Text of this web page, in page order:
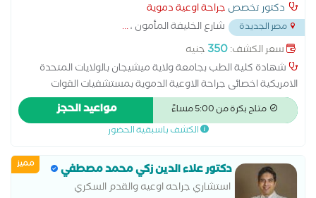
دكتور تخصص جراحة اوعية دموية
مصر الجديدة شارع الخليفة المأمون ،...
سعر الكشف:350 جنيه
شهادة كلية الطب بجامعة ولاية ميشيجان بالولايات المتحدة
الامريكية اخصائى جراحة الاوعية الدموية بمستشفيات القوات
المسلحة والجوي التخصصي عضو الجمعية المصرية لجراحة الاوعية
الدموية والقسطرة التداخلية ماجستير جراحة الاوعية الدموية بكلية
الطب بالقوات المسلحة
متاح بكرة من 5:00 مساءً مواعيد الحجز
الكشف باسبقية الحضور
مميز دكتور علاء الدين زكي محمد مصطفي
استشاري جراحه اوعيه والقدم السكري